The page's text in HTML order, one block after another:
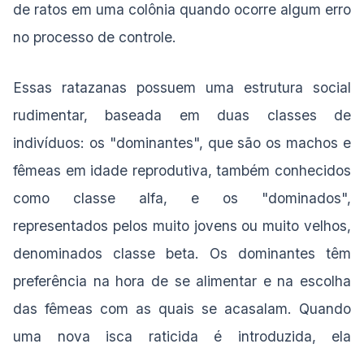
de ratos em uma colônia quando ocorre algum erro
no processo de controle.
Essas ratazanas possuem uma estrutura social
rudimentar, baseada em duas classes de
indivíduos: os "dominantes", que são os machos e
fêmeas em idade reprodutiva, também conhecidos
como classe alfa, e os "dominados",
representados pelos muito jovens ou muito velhos,
denominados classe beta. Os dominantes têm
preferência na hora de se alimentar e na escolha
das fêmeas com as quais se acasalam. Quando
uma nova isca raticida é introduzida, ela